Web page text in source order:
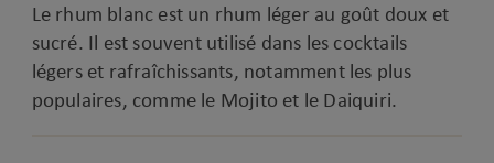
Le rhum blanc est un rhum léger au goût doux et
sucré. Il est souvent utilisé dans les cocktails
légers et rafraîchissants, notamment les plus
populaires, comme le Mojito et le Daiquiri.